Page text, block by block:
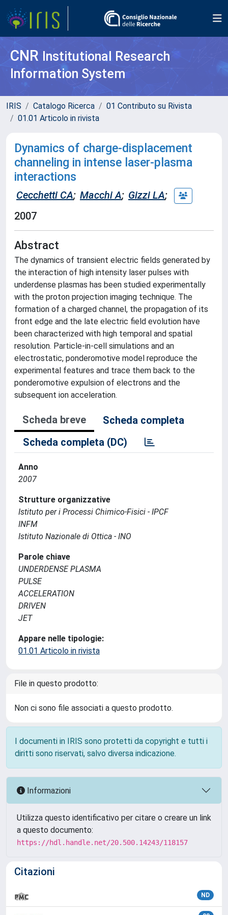
CNR Institutional Research
Information System
IRIS Catalogo Ricerca
01 Contributo su Rivista
01.01 Articolo in rivista
Dynamics of charge-displacement
channeling in intense laser-plasma
interactions
Cecchetti CA; Macchi A; Gizzi LA;
2007
Abstract
The dynamics of transient electric fields generated by
the interaction of high intensity laser pulses with
underdense plasmas has been studied experimentally
with the proton projection imaging technique. The
formation of a charged channel, the propagation of its
front edge and the late electric field evolution have
been characterized with high temporal and spatial
resolution. Particle-in-cell simulations and an
electrostatic, ponderomotive model reproduce the
experimental features and trace them back to the
ponderomotive expulsion of electrons and the
subsequent ion acceleration.
Scheda breve
Scheda completa
Scheda completa (DC)
Anno
2007
Strutture organizzative
Istituto per i Processi Chimico-Fisici - IPCF
INFM
Istituto Nazionale di Ottica - INO
Parole chiave
UNDERDENSE PLASMA
PULSE
ACCELERATION
DRIVEN
JET
Appare nelle tipologie:
01.01 Articolo in rivista
File in questo prodotto:
Non ci sono file associati a questo prodotto.
I documenti in IRIS sono protetti da copyright e tutti i
diritti sono riservati, salvo diversa indicazione.
Informazioni
Utilizza questo identificativo per citare o creare un link
a questo documento:
https://hdl.handle.net/20.500.14243/118157
Citazioni
ND